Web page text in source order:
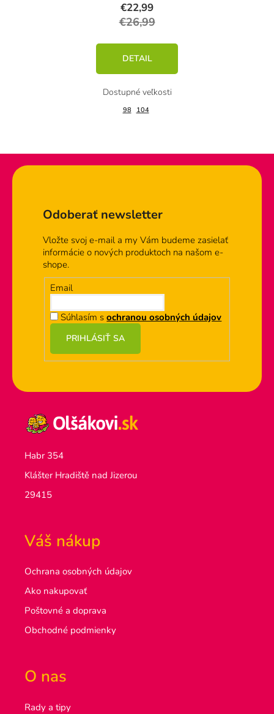
€22,99
€26,99
DETAIL
98 104
Odoberať newsletter
Vložte svoj e-mail a my Vám budeme zasielať
informácie o nových produktoch na našom e-
shope.
Email
Súhlasím sochranou osobných údajov
PRIHLÁSIŤ SA
Habr 354
Klášter Hradiště nad Jizerou
29415
Váš nákup
Ochrana osobných údajov
Ako nakupovať
Poštovné a doprava
Obchodné podmienky
O nas
Rady a tipy